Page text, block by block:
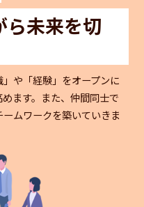
ら未来を切
や「経験」をオープンに
ます。また、仲間同士で
ムワークを築いていきま